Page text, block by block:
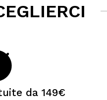
da 149€